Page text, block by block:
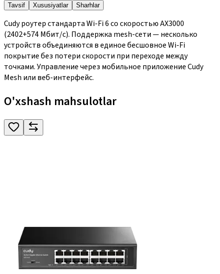
Tavsif Xususiyatlar Sharhlar
Cudy роутер стандарта Wi-Fi 6 со скоростью AX3000
(2402+574 Мбит/с). Поддержка mesh-сети — несколько
устройств объединяются в единое бесшовное Wi-Fi
покрытие без потери скорости при переходе между
точками. Управление через мобильное приложение Cudy
Mesh или веб-интерфейс.
O'xshash mahsulotlar